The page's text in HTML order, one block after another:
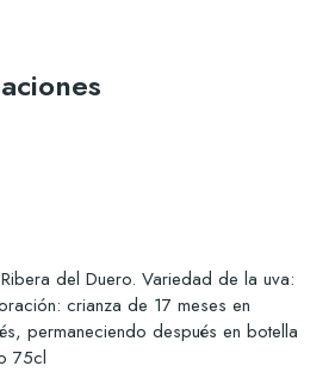
del Duero. Variedad de la uva:
crianza de 17 meses en
permaneciendo después en botella
75cl